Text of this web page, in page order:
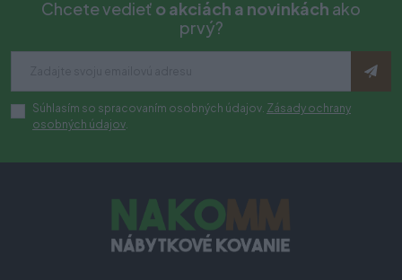
Chcete vedieť o akciách a novinkách ako
prvý?
Súhlasím so spracovaním osobných údajov. Zásady ochrany
osobných údajov.